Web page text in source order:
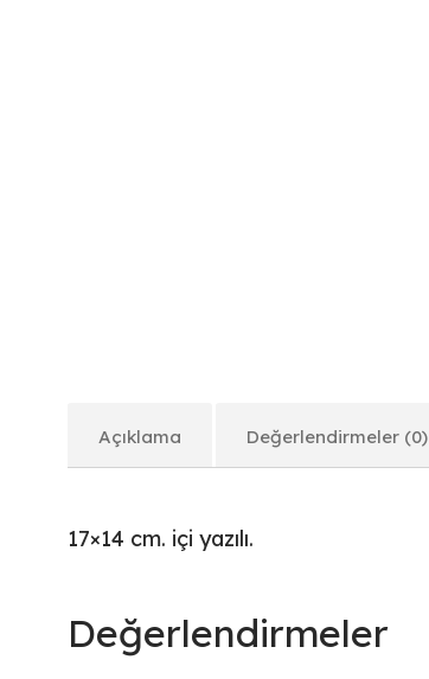
Açıklama Değerlendirmeler (0)
17×14 cm. içi yazılı.
Değerlendirmeler